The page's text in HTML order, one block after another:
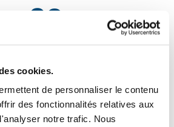
cookies.
de personnaliser le contenu
des fonctionnalités relatives aux
notre trafic. Nous
+30